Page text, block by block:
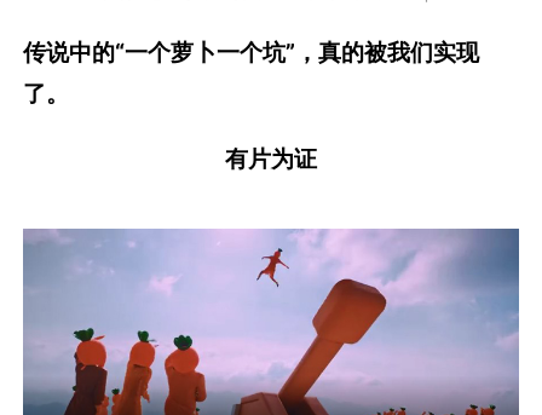
传说中的“一个萝卜一个坑”，真的被我们实现
了。
有片为证